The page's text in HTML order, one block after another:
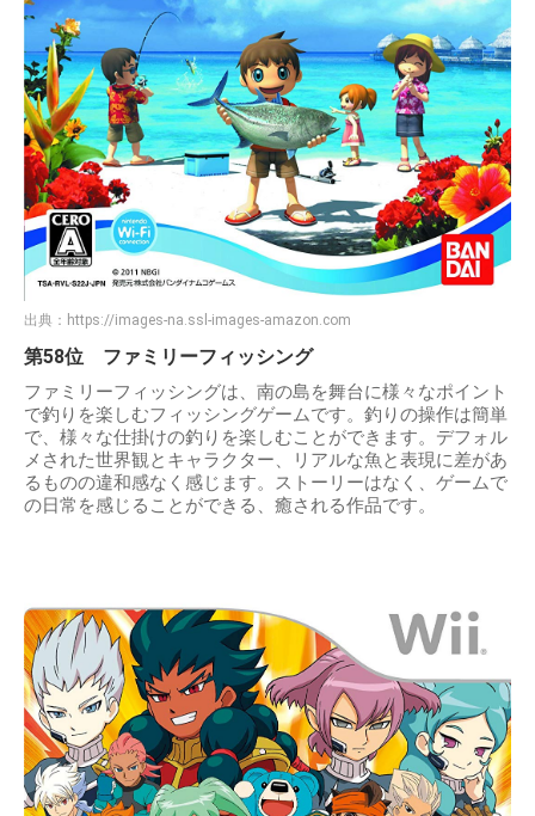
出典： https://images-na.ssl-images-amazon.com
第58位 ファミリーフィッシング
ファミリーフィッシングは、南の島を舞台に様々なポイント
で釣りを楽しむフィッシングゲームです。釣りの操作は簡単
で、様々な仕掛けの釣りを楽しむことができます。デフォル
メされた世界観とキャラクター、リアルな魚と表現に差があ
るものの違和感なく感じます。ストーリーはなく、ゲームで
の日常を感じることができる、癒される作品です。